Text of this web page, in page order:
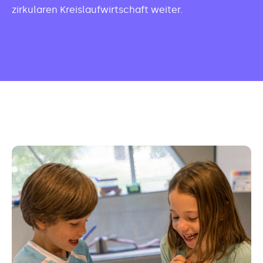
zirkularen Kreislaufwirtschaft weiter.